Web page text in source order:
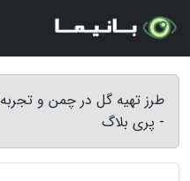
طرز تهیه گل در چمن و
- پری بلاگ